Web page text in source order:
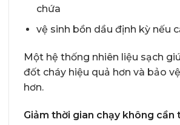
chứa
vệ sinh bồn dầu định kỳ nếu
Một hệ thống nhiên liệu sạch
đốt cháy hiệu quả hơn và bảo
hơn.
Giảm thời gian chạy không cần